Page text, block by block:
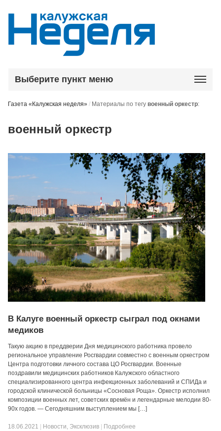
Выберите пункт меню
Газета «Калужская неделя» / Материалы по тегувоенный оркестр:
военный оркестр
В Калуге военный оркестр сыграл под окнами
медиков
Такую акцию в преддверии Дня медицинского работника провело
региональное управление Росгвардии совместно с военным оркестром
Центра подготовки личного состава ЦО Росгвардии. Военные
поздравили медицинских работников Калужского областного
специализированного центра инфекционных заболеваний и СПИДа и
городской клинической больницы «Сосновая Роща». Оркестр исполнил
композиции военных лет, советских времён и легендарные мелодии 80-
90х годов. — Сегодняшним выступлением мы […]
18.06.2021 Новости, Эксклюзив Подробнее